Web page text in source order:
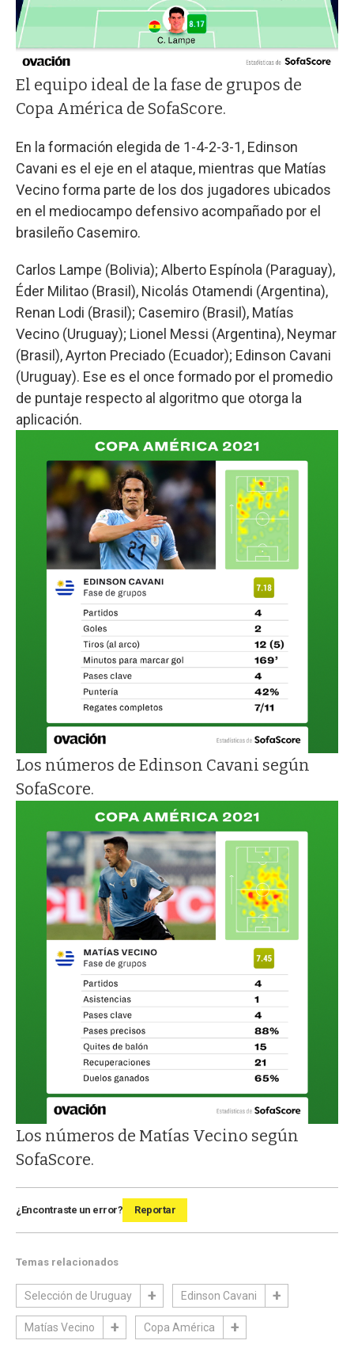
El equipo ideal de la fase de grupos de
Copa América de SofaScore.
En la formación elegida de 1-4-2-3-1, Edinson
Cavani es el eje en el ataque, mientras que Matías
Vecino forma parte de los dos jugadores ubicados
en el mediocampo defensivo acompañado por el
brasileño Casemiro.
Carlos Lampe (Bolivia); Alberto Espínola (Paraguay),
Éder Militao (Brasil), Nicolás Otamendi (Argentina),
Renan Lodi (Brasil); Casemiro (Brasil), Matías
Vecino (Uruguay); Lionel Messi (Argentina), Neymar
(Brasil), Ayrton Preciado (Ecuador); Edinson Cavani
(Uruguay). Ese es el once formado por el promedio
de puntaje respecto al algoritmo que otorga la
aplicación.
Los números de Edinson Cavani según
SofaScore.
Los números de Matías Vecino según
SofaScore.
¿Encontraste un error? Reportar
Temas relacionados
Selección de Uruguay Edinson Cavani
Matías Vecino Copa América